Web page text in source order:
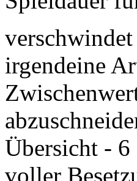
irgendeine
Übersicht - 6
voller